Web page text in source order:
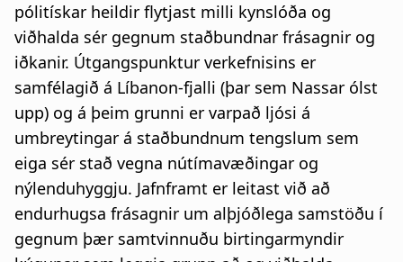
pólitískar heildir flytjast milli kynslóða og
viðhalda sér gegnum staðbundnar frásagnir og
iðkanir. Útgangspunktur verkefnisins er
samfélagið á Líbanon-fjalli (þar sem Nassar ólst
upp) og á þeim grunni er varpað ljósi á
umbreytingar á staðbundnum tengslum sem
eiga sér stað vegna nútímavæðingar og
nýlenduhyggju. Jafnframt er leitast við að
endurhugsa frásagnir um alþjóðlega samstöðu í
gegnum þær samtvinnuðu birtingarmyndir